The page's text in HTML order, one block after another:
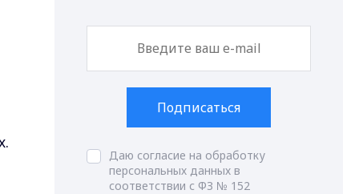
Подписаться
Даю согласие на обработку
персональных данных в
соответствии с ФЗ № 152